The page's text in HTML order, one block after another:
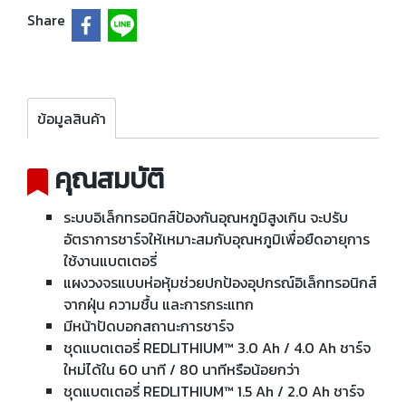
Share
ข้อมูลสินค้า
คุณสมบัติ
ระบบอิเล็กทรอนิกส์ป้องกันอุณหภูมิสูงเกิน จะปรับ
อัตราการชาร์จให้เหมาะสมกับอุณหภูมิเพื่อยืดอายุการ
ใช้งานแบตเตอรี่
แผงวงจรแบบห่อหุ้มช่วยปกป้องอุปกรณ์อิเล็กทรอนิกส์
จากฝุ่น ความชื้น และการกระแทก
มีหน้าปัดบอกสถานะการชาร์จ
ชุดแบตเตอรี่ REDLITHIUM™ 3.0 Ah / 4.0 Ah ชาร์จ
ใหม่ได้ใน 60 นาที / 80 นาทีหรือน้อยกว่า
ชุดแบตเตอรี่ REDLITHIUM™ 1.5 Ah / 2.0 Ah ชาร์จ